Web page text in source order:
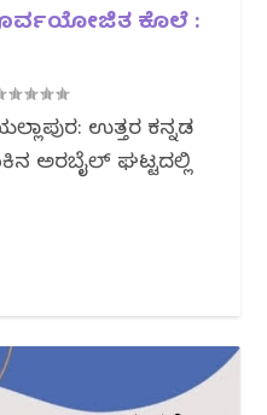
ಕೊಲೆ :
ಉತ್ತರ ಕನ್ನಡ
ಅರಬೈಲ್ ಘಟ್ಟದಲ್ಲಿ